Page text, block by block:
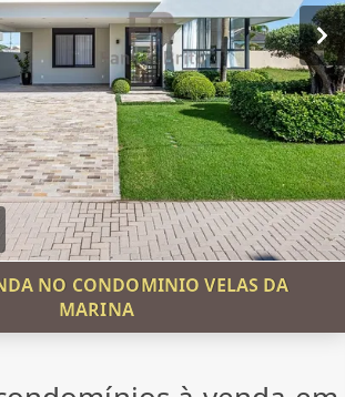
NO CONDOMINIO VELAS DA
MARINA